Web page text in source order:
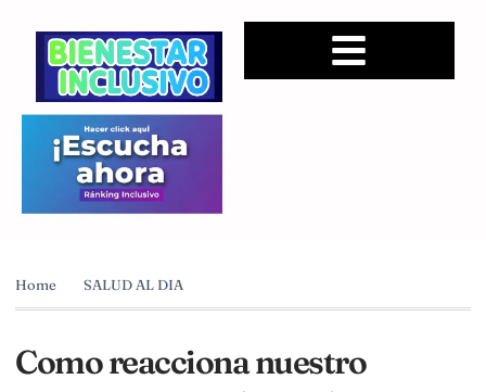
Home SALUD AL DIA
Como reacciona nuestro